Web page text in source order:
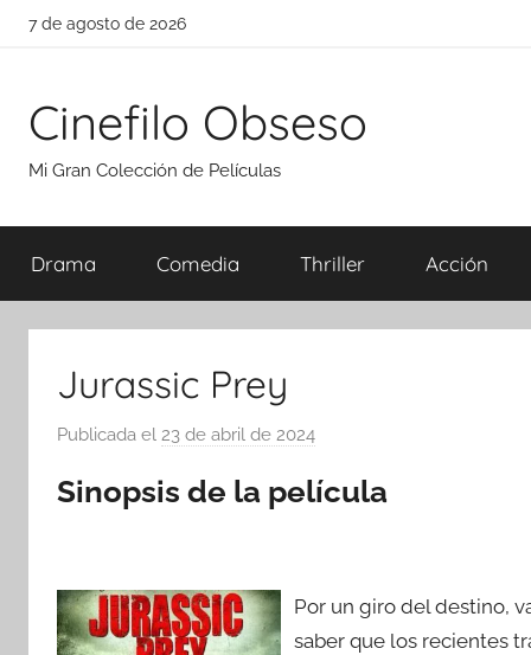
Saltar
7 de agosto de 2026
Cinefilo Obseso
Mi Gran Colección de Películas
Drama Comedia Thriller Acción
Jurassic Prey
Publicada el 23 de abril de 2024
r
Sinopsis de la película
Por un giro del destino,
saber que los recientes